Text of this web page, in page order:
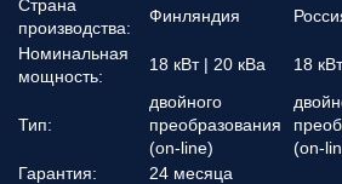
Страна
производства:
Финляндия
Номинальная
мощность:
18 кВт | 20 кВа 18
Тип:
двойного
преобразования
(on-line)
(on-
Гарантия:
24 месяца